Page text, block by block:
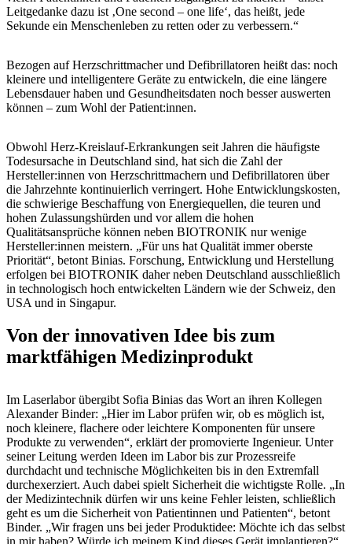
Leitgedanke dazu ist ‚One second – one life‘, das heißt, jede
Sekunde ein Menschenleben zu retten oder zu verbessern.“
Bezogen auf Herzschrittmacher und Defibrillatoren heißt das: noch
kleinere und intelligentere Geräte zu entwickeln, die eine längere
Lebensdauer haben und Gesundheitsdaten noch besser auswerten
können – zum Wohl der Patient:innen.
Obwohl Herz-Kreislauf-Erkrankungen seit Jahren die häufigste
Todesursache in Deutschland sind, hat sich die Zahl der
Hersteller:innen von Herzschrittmachern und Defibrillatoren über
die Jahrzehnte kontinuierlich verringert. Hohe Entwicklungskosten,
die schwierige Beschaffung von Energiequellen, die teuren und
hohen Zulassungshürden und vor allem die hohen
Qualitätsansprüche können neben BIOTRONIK nur wenige
Hersteller:innen meistern. „Für uns hat Qualität immer oberste
Priorität“, betont Binias. Forschung, Entwicklung und Herstellung
erfolgen bei BIOTRONIK daher neben Deutschland ausschließlich
in technologisch hoch entwickelten Ländern wie der Schweiz, den
USA und in Singapur.
Von der innovativen Idee bis zum
marktfähigen Medizinprodukt
Im Laserlabor übergibt Sofia Binias das Wort an ihren Kollegen
Alexander Binder: „Hier im Labor prüfen wir, ob es möglich ist,
noch kleinere, flachere oder leichtere Komponenten für unsere
Produkte zu verwenden“, erklärt der promovierte Ingenieur. Unter
seiner Leitung werden Ideen im Labor bis zur Prozessreife
durchdacht und technische Möglichkeiten bis in den Extremfall
durchexerziert. Auch dabei spielt Sicherheit die wichtigste Rolle. „In
der Medizintechnik dürfen wir uns keine Fehler leisten, schließlich
geht es um die Sicherheit von Patientinnen und Patienten“, betont
Binder. „Wir fragen uns bei jeder Produktidee: Möchte ich das selbst